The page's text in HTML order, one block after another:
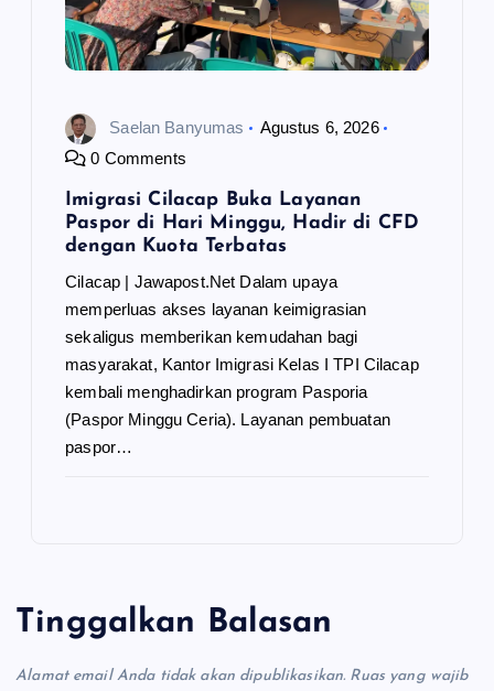
Saelan Banyumas
Agustus 6, 2026
0 Comments
Imigrasi Cilacap Buka Layanan
Paspor di Hari Minggu, Hadir di CFD
dengan Kuota Terbatas
Cilacap | Jawapost.Net Dalam upaya
memperluas akses layanan keimigrasian
sekaligus memberikan kemudahan bagi
masyarakat, Kantor Imigrasi Kelas I TPI Cilacap
kembali menghadirkan program Pasporia
(Paspor Minggu Ceria). Layanan pembuatan
paspor…
Tinggalkan Balasan
Alamat email Anda tidak akan dipublikasikan. Ruas yang wajib